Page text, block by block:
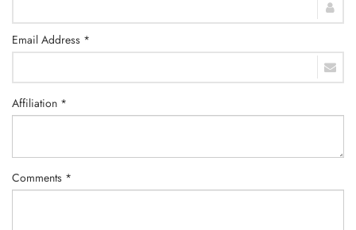
Email Address *
Affiliation *
Comments *